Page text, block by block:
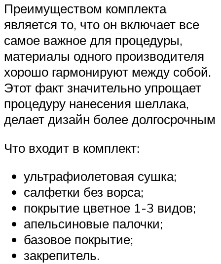
Преимуществом комплекта
является то, что он включает все
самое важное для процедуры,
материалы одного производителя
хорошо гармонируют между собой.
Этот факт значительно упрощает
процедуру нанесения шеллака,
делает дизайн более долгосрочным
Что входит в комплект:
ультрафиолетовая сушка;
салфетки без ворса;
покрытие цветное 1-3 видов;
апельсиновые палочки;
базовое покрытие;
закрепитель.